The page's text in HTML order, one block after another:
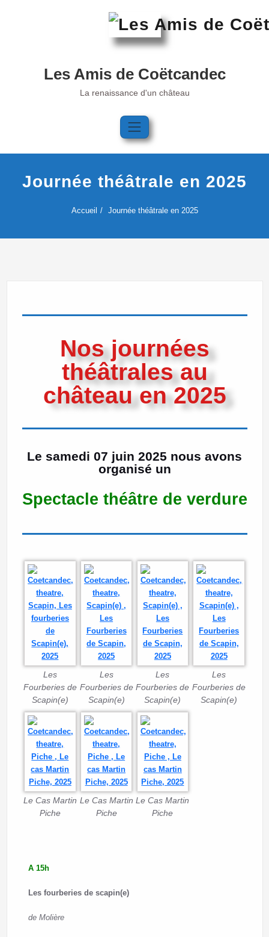
Les Amis de Coëtcandec
La renaissance d'un château
Journée théâtrale en 2025
Accueil Journée théâtrale en 2025
Nos journées
théâtrales au
château en 2025
Le samedi 07 juin 2025 nous avons
organisé un
Spectacle théâtre de verdure
Les
Fourberies de
Scapin(e)
Les
Fourberies de
Scapin(e)
Les
Fourberies de
Scapin(e)
Les
Fourberies de
Scapin(e)
Le Cas Martin
Piche
Le Cas Martin
Piche
Le Cas Martin
Piche
A 15h
Les fourberies de scapin(e)
de Molière